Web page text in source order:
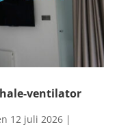
ventilator
12 juli 2026 |